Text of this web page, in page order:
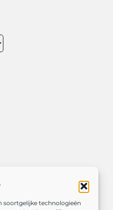
soortgelijke technologieën